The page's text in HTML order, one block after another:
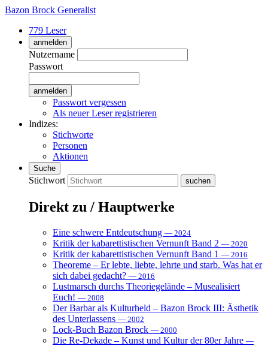
Bazon Brock Generalist
779 Leser
anmelden
Nutzername
Passwort
Passwort vergessen
Als neuer Leser registrieren
Indizes:
Stichworte
Personen
Aktionen
Suche
Stichwort
Direkt zu / Hauptwerke
Eine schwere Entdeutschung — 2024
Kritik der kabarettistischen Vernunft Band 2 — 2020
Kritik der kabarettistischen Vernunft Band 1 — 2016
Theoreme – Er lebte, liebte, lehrte und starb. Was hat er
sich dabei gedacht? — 2016
Lustmarsch durchs Theoriegelände – Musealisiert
Euch! — 2008
Der Barbar als Kulturheld – Bazon Brock III: Ästhetik
des Unterlassens — 2002
Lock-Buch Bazon Brock — 2000
Die Re-Dekade – Kunst und Kultur der 80er Jahre —